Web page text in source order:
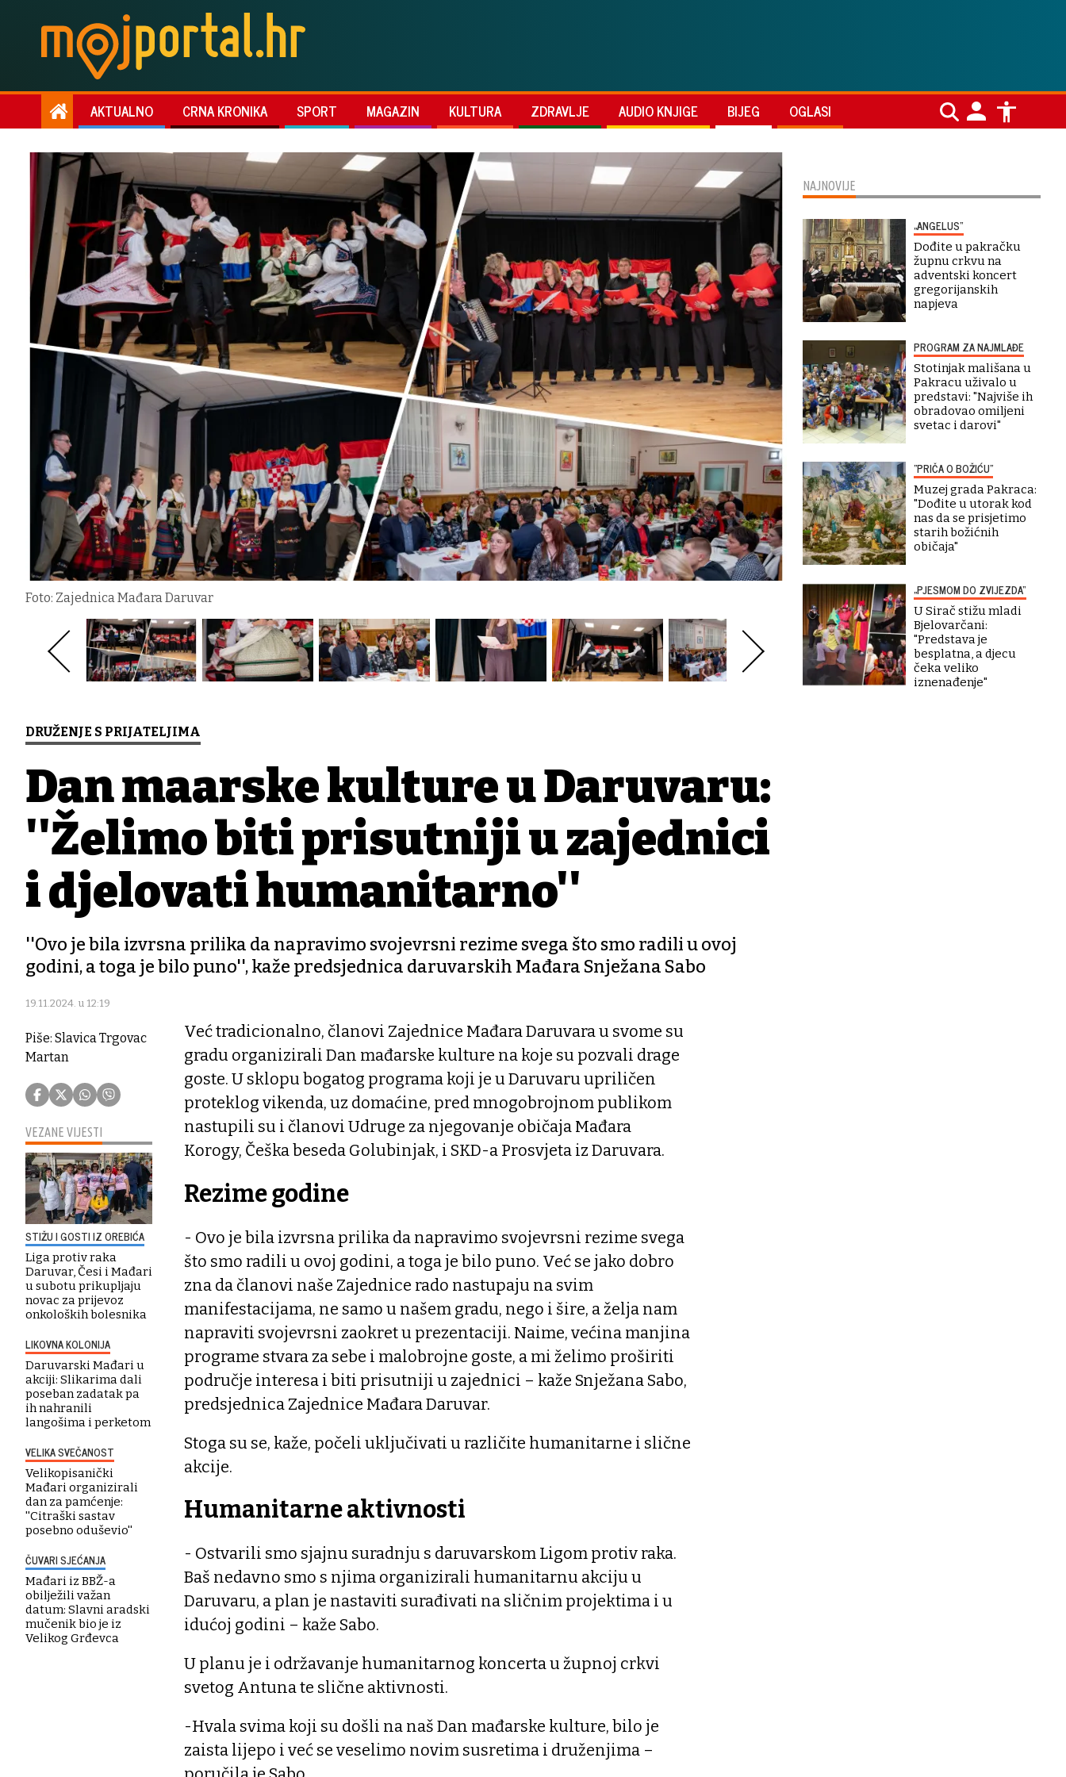
AKTUALNO CRNA KRONIKA SPORT MAGAZIN KULTURA ZDRAVLJE AUDIO KNJIGE BIJEG OGLASI
Foto: Zajednica Mađara Daruvar
DRUŽENJE S PRIJATELJIMA
Dan mađarske kulture u Daruvaru:
''Želimo biti prisutniji u zajednici
i djelovati humanitarno''
''Ovo je bila izvrsna prilika da napravimo svojevrsni rezime svega što smo radili u ovoj
godini, a toga je bilo puno'', kaže predsjednica daruvarskih Mađara Snježana Sabo
19.11.2024. u 12:19
Piše: Slavica Trgovac
Martan
VEZANE VIJESTI
STIŽU I GOSTI IZ OREBIĆA
Liga protiv raka
Daruvar, Česi i Mađari
u subotu prikupljaju
novac za prijevoz
onkoloških bolesnika
LIKOVNA KOLONIJA
Daruvarski Mađari u
akciji: Slikarima dali
poseban zadatak pa
ih nahranili
langošima i perketom
VELIKA SVEČANOST
Velikopisanički
Mađari organizirali
dan za pamćenje:
''Citraški sastav
posebno oduševio''
ČUVARI SJEĆANJA
Mađari iz BBŽ-a
obilježili važan
datum: Slavni aradski
mučenik bio je iz
Velikog Grđevca
Već tradicionalno, članovi Zajednice Mađara Daruvara u svome su
gradu organizirali Dan mađarske kulture na koje su pozvali drage
goste. U sklopu bogatog programa koji je u Daruvaru upriličen
proteklog vikenda, uz domaćine, pred mnogobrojnom publikom
nastupili su i članovi Udruge za njegovanje običaja Mađara
Korogy, Češka beseda Golubinjak, i SKD-a Prosvjeta iz Daruvara.
Rezime godine
- Ovo je bila izvrsna prilika da napravimo svojevrsni rezime svega
što smo radili u ovoj godini, a toga je bilo puno. Već se jako dobro
zna da članovi naše Zajednice rado nastupaju na svim
manifestacijama, ne samo u našem gradu, nego i šire, a želja nam
napraviti svojevrsni zaokret u prezentaciji. Naime, većina manjina
programe stvara za sebe i malobrojne goste, a mi želimo proširiti
područje interesa i biti prisutniji u zajednici – kaže Snježana Sabo,
predsjednica Zajednice Mađara Daruvar.
Stoga su se, kaže, počeli uključivati u različite humanitarne i slične
akcije.
Humanitarne aktivnosti
- Ostvarili smo sjajnu suradnju s daruvarskom Ligom protiv raka.
Baš nedavno smo s njima organizirali humanitarnu akciju u
Daruvaru, a plan je nastaviti surađivati na sličnim projektima i u
idućoj godini – kaže Sabo.
U planu je i održavanje humanitarnog koncerta u župnoj crkvi
svetog Antuna te slične aktivnosti.
-Hvala svima koji su došli na naš Dan mađarske kulture, bilo je
zaista lijepo i već se veselimo novim susretima i druženjima –
NAJNOVIJE
„ANGELUS“
Dođite u pakračku
župnu crkvu na
adventski koncert
gregorijanskih
napjeva
PROGRAM ZA NAJMLAĐE
Stotinjak mališana u
Pakracu uživalo u
predstavi: "Najviše ih
obradovao omiljeni
svetac i darovi"
"PRIČA O BOŽIĆU"
Muzej grada Pakraca:
"Dođite u utorak kod
nas da se prisjetimo
starih božićnih
običaja"
„PJESMOM DO ZVIJEZDA“
U Sirač stižu mladi
Bjelovarčani:
"Predstava je
besplatna, a djecu
čeka veliko
iznenađenje"